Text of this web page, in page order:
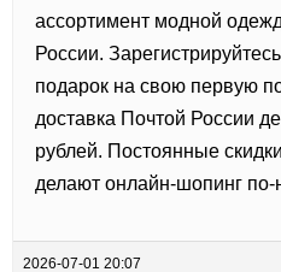
ассортимент модной
России.
подарок на свою первую
доставка Почтой России
рублей. Постоянные
делают онлайн-шопинг
2026-07-01 20:07